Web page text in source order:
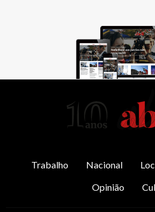
Trabalho Nacional
Opinião